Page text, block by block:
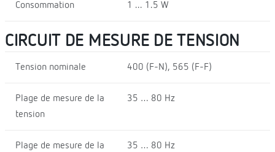
Consommation 1 ... 1.5 W
CIRCUIT DE MESURE DE TENSION
Tension nominale 400 (F-N), 565 (F-F)
Plage de mesure de la
tension
35 … 80 Hz
Plage de mesure de la
35 … 80 Hz